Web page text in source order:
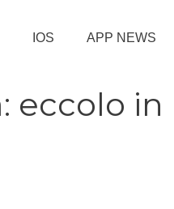
IOS APP NEWS
eccolo in